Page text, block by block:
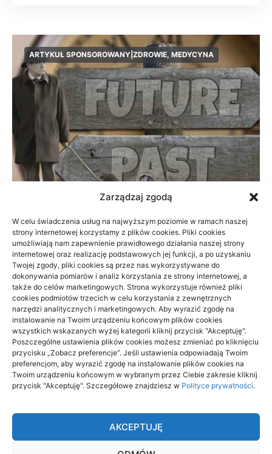
Zarządzaj zgodą
W celu świadczenia usług na najwyższym poziomie w ramach naszej
strony internetowej korzystamy z plików cookies. Pliki cookies
umożliwiają nam zapewnienie prawidłowego działania naszej strony
internetowej oraz realizację podstawowych jej funkcji, a po uzyskaniu
Twojej zgody, pliki cookies są przez nas wykorzystywane do
dokonywania pomiarów i analiz korzystania ze strony internetowej, a
także do celów marketingowych. Strona wykorzystuje również pliki
cookies podmiotów trzecich w celu korzystania z zewnętrznych
narzędzi analitycznych i marketingowych. Aby wyrazić zgodę na
instalowanie na Twoim urządzeniu końcowym plików cookies
wszystkich wskazanych wyżej kategorii kliknij przycisk "Akceptuję".
Poszczególne ustawienia plików cookies możesz zmieniać po kliknięciu
przycisku „Zobacz preferencje”. Jeśli ustawienia odpowiadają Twoim
preferencjom, aby wyrazić zgodę na instalowanie plików cookies na
Twoim urządzeniu końcowym w wybranym przez Ciebie zakresie kliknij
przycisk "Akceptuję". Szczegółowe znajdziesz w Polityce prywatności.
AKCEPTUJĘ
ARTYKUŁ SPONSOROWANY|ZDROWIE, MEDYCYNA
Prywatnie czy na NFZ: fizjoterapia przy
braku czasu
23/06/2026
Archino
Archino to miejsce dla ciebie, to miejsce dla ludzi takich jak ty.
ciekawego, interesującego. Odkrywaj nowe rzeczy dzięki
treścią zamieszczonym tutaj.
mógł publikować to co ci przyjdzie do głowy i dzielić się tym z